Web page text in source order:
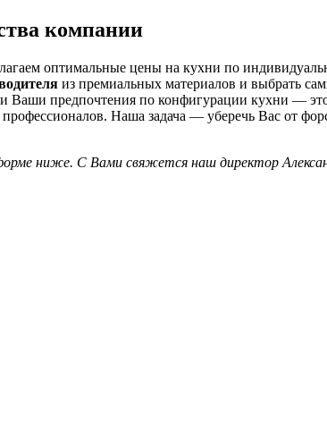
компании
оптимальные цены на кухни по
из премиальных материалов и выбрать
Ваши предпочтения по конфигурации кухни —
Наша задача — уберечь Вас от
ниже. С Вами свяжется наш директор